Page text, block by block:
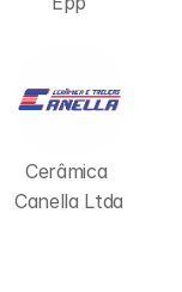
Cerâmica
Canella Ltda